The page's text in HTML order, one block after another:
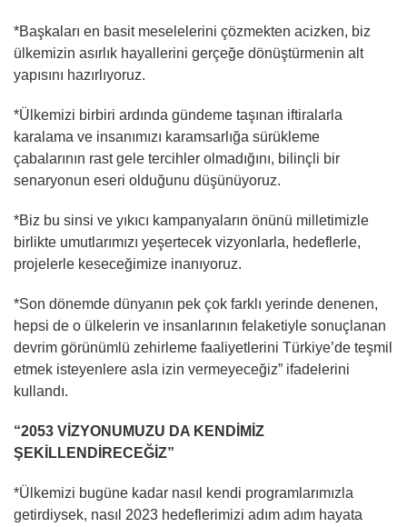
*Başkaları en basit meselelerini çözmekten acizken, biz
ülkemizin asırlık hayallerini gerçeğe dönüştürmenin alt
yapısını hazırlıyoruz.
*Ülkemizi birbiri ardında gündeme taşınan iftiralarla
karalama ve insanımızı karamsarlığa sürükleme
çabalarının rast gele tercihler olmadığını, bilinçli bir
senaryonun eseri olduğunu düşünüyoruz.
*Biz bu sinsi ve yıkıcı kampanyaların önünü milletimizle
birlikte umutlarımızı yeşertecek vizyonlarla, hedeflerle,
projelerle keseceğimize inanıyoruz.
*Son dönemde dünyanın pek çok farklı yerinde denenen,
hepsi de o ülkelerin ve insanlarının felaketiyle sonuçlanan
devrim görünümlü zehirleme faaliyetlerini Türkiye’de teşmil
etmek isteyenlere asla izin vermeyeceğiz” ifadelerini
kullandı.
“2053 VİZYONUMUZU DA KENDİMİZ
ŞEKİLLENDİRECEĞİZ”
*Ülkemizi bugüne kadar nasıl kendi programlarımızla
getirdiysek, nasıl 2023 hedeflerimizi adım adım hayata